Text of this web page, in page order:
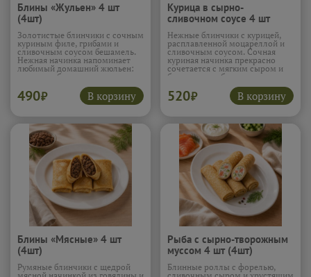
Блины «Жульен» 4 шт
(4шт)
Золотистые блинчики с сочным
куриным филе, грибами и
сливочным соусом бешамель.
Нежная начинка напоминает
любимый домашний жюльен:
много грибов, мягкая курица и
расплавленный сулугуни в
сливочном соусе. Каждый
кусочек получается
Подробнее...
490₽ В корзину
Курица в сырно-
сливочном соусе 4 шт
(4шт)
Нежные блинчики с курицей,
расплавленной моцареллой и
сливочным соусом. Сочная
куриная начинка прекрасно
сочетается с мягким сыром и
бархатистым бешамелем.
Получается тот самый вкус,
который вызывает желание
заказать сразу несколько
520₽ В корзину
Блины «Мясные» 4 шт
(4шт)
Румяные блинчики с щедрой
Рыба с сырно-творожным
муссом 4 шт (4шт)
Блинные роллы с форелью,